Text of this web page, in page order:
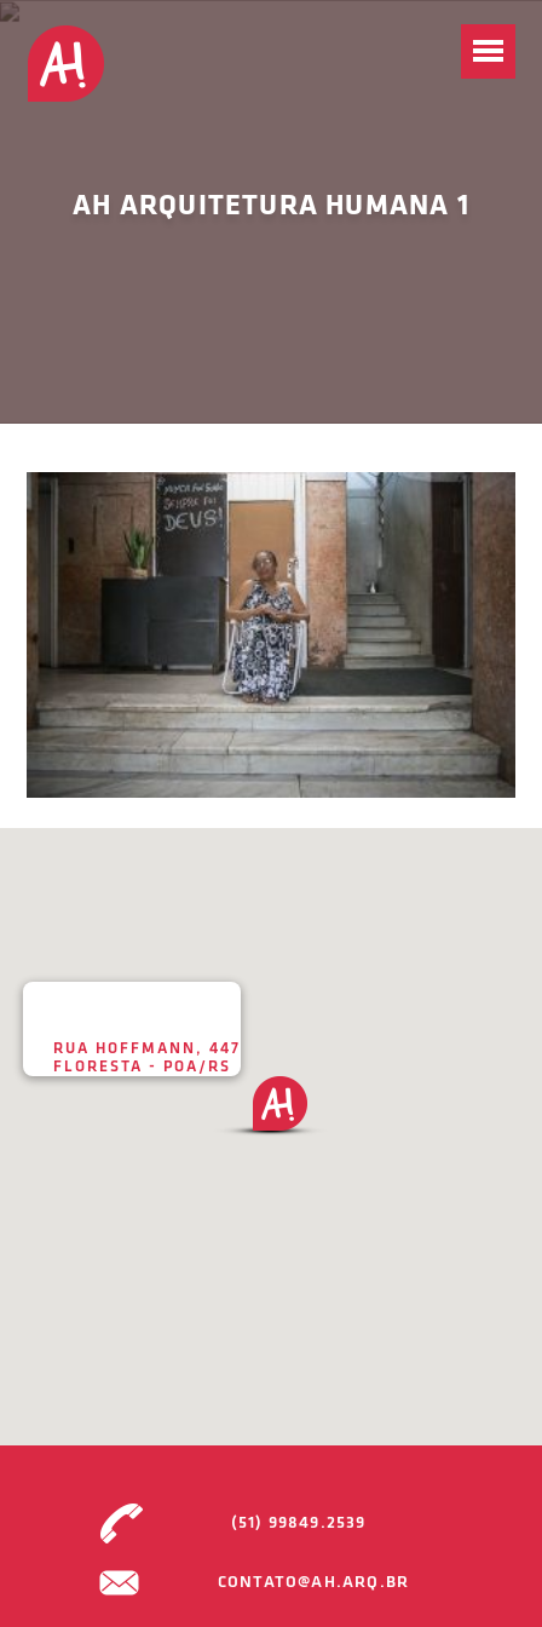
AH ARQUITETURA HUMANA 1
RUA HOFFMANN, 447
FLORESTA - POA/RS
(51) 99849.2539
CONTATO@AH.ARQ.BR